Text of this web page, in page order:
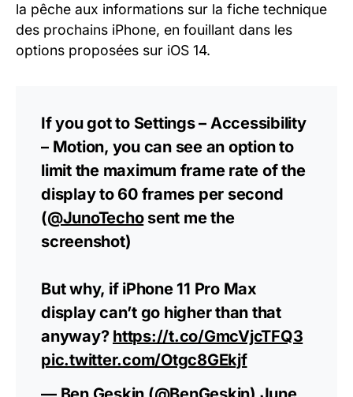
la pêche aux informations sur la fiche technique
des prochains iPhone, en fouillant dans les
options proposées sur iOS 14.
If you got to Settings – Accessibility
– Motion, you can see an option to
limit the maximum frame rate of the
display to 60 frames per second
(@JunoTechosent me the
screenshot)
But why, if iPhone 11 Pro Max
display can’t go higher than that
anyway? https://t.co/GmcVjcTFQ3
pic.twitter.com/Otgc8GEkjf